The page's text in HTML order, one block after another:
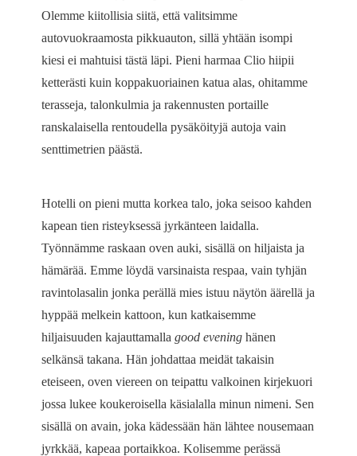
Olemme kiitollisia siitä, että valitsimme
autovuokraamosta pikkuauton, sillä yhtään isompi
kiesi ei mahtuisi tästä läpi. Pieni harmaa Clio hiipii
ketterästi kuin koppakuoriainen katua alas, ohitamme
terasseja, talonkulmia ja rakennusten portaille
ranskalaisella rentoudella pysäköityjä autoja vain
senttimetrien päästä.
Hotelli on pieni mutta korkea talo, joka seisoo kahden
kapean tien risteyksessä jyrkänteen laidalla.
Työnnämme raskaan oven auki, sisällä on hiljaista ja
hämärää. Emme löydä varsinaista respaa, vain tyhjän
ravintolasalin jonka perällä mies istuu näytön äärellä ja
hyppää melkein kattoon, kun katkaisemme
hiljaisuuden kajauttamallagood evening hänen
selkänsä takana. Hän johdattaa meidät takaisin
eteiseen, oven viereen on teipattu valkoinen kirjekuori
jossa lukee koukeroisella käsialalla minun nimeni. Sen
sisällä on avain, joka kädessään hän lähtee nousemaan
jyrkkää, kapeaa portaikkoa. Kolisemme perässä